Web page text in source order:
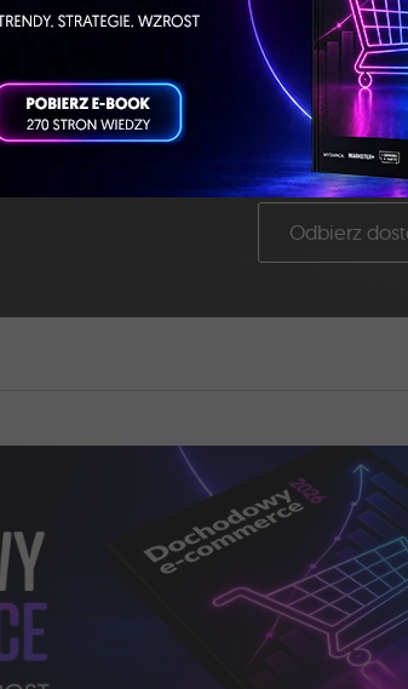
Odblokuj dostęp do
Zapisz się na
Odbierz